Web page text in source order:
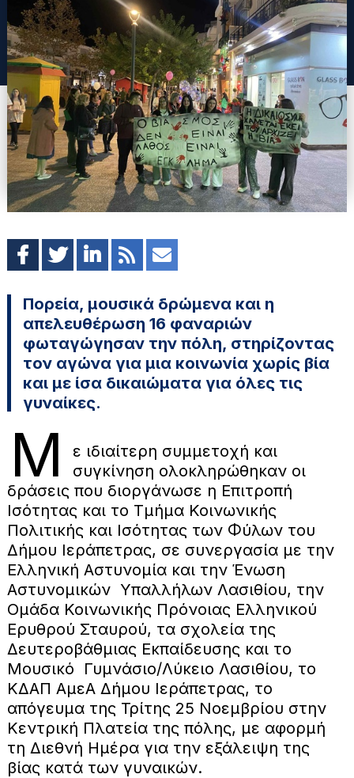
Πορεία, μουσικά δρώμενα και η
απελευθέρωση 16 φαναριών
φωταγώγησαν την πόλη, στηρίζοντας
τον αγώνα για μια κοινωνία χωρίς βία
και με ίσα δικαιώματα για όλες τις
γυναίκες.
Μ
ε ιδιαίτερη συμμετοχή και
συγκίνηση ολοκληρώθηκαν οι
δράσεις που διοργάνωσε η Επιτροπή
Ισότητας και το Τμήμα Κοινωνικής
Πολιτικής και Ισότητας των Φύλων του
Δήμου Ιεράπετρας, σε συνεργασία με την
Ελληνική Αστυνομία και την Ένωση
Αστυνομικών Υπαλλήλων Λασιθίου, την
Ομάδα Κοινωνικής Πρόνοιας Ελληνικού
Ερυθρού Σταυρού, τα σχολεία της
Δευτεροβάθμιας Εκπαίδευσης και το
Μουσικό Γυμνάσιο/Λύκειο Λασιθίου, το
ΚΔΑΠ ΑμεΑ Δήμου Ιεράπετρας, το
απόγευμα της Τρίτης 25 Νοεμβρίου στην
Κεντρική Πλατεία της πόλης, με αφορμή
τη Διεθνή Ημέρα για την εξάλειψη της
βίας κατά των γυναικών.